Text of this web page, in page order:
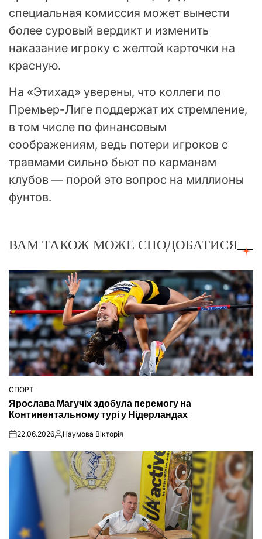
специальная комиссия может вынести
более суровый вердикт и изменить
наказание игроку с желтой карточки на
красную.
На «Этихад» уверены, что коллеги по
Премьер-Лиге поддержат их стремление,
в том числе по финансовым
соображениям, ведь потери игроков с
травмами сильно бьют по карманам
клубов — порой это вопрос на миллионы
фунтов.
ВАМ ТАКОЖ МОЖЕ СПОДОБАТИСЯ
ОПУБЛІКУВАТИ
У
СПОРТ
Ярослава Магучіх здобула перемогу на
Континентальному турі у Нідерландах
on22.06.2026Опубліковано
Наумова Вікторія